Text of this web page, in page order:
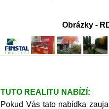
Obrázky -
TUTO REALITU NABÍZÍ:
Pokud Vás tato nabídka